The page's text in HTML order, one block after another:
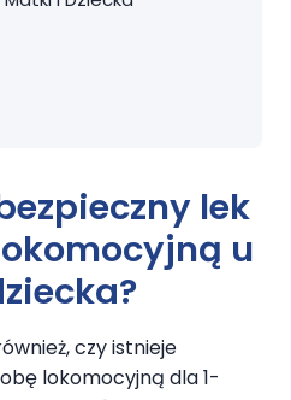
lek
u
czy istnieje
lokomocyjną dla 1-